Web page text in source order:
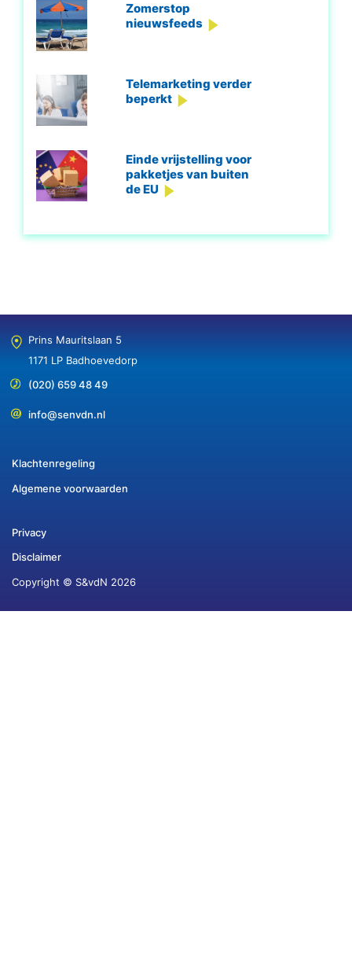
Zomerstop
nieuwsfeeds
Telemarketing verder
beperkt
Einde vrijstelling voor
pakketjes van buiten
de EU
Prins Mauritslaan 5
1171 LP Badhoevedorp
(020) 659 48 49
info@senvdn.nl
Klachtenregeling
Algemene voorwaarden
Privacy
Disclaimer
Copyright © S&vdN 2026